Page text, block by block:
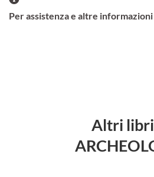
Per assistenza e altre
Altri